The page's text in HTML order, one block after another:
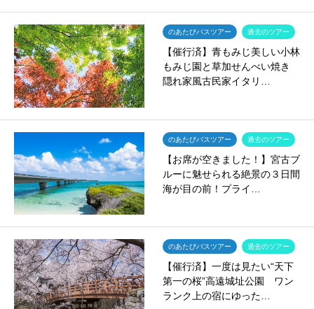
のあたびバスツアー 過去のツアー
【催行済】青もみじ美しい小林
もみじ園と草加せんべい焼き
隠れ家風古民家イタリ…
のあたびバスツアー 過去のツアー
【お席が空きました！】宮古ブ
ルーに魅せられる絶景の３日間
海が目の前！プライ…
のあたびバスツアー 過去のツアー
【催行済】一度は見たい“天下
第一の桜”高遠城址公園 ワン
ランク上の宿にゆった…